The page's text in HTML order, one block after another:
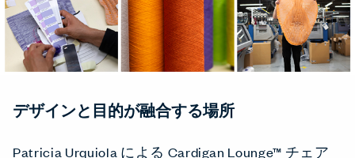
デザインと目的が融合する場所
Patricia Urquiola による Cardigan Lounge™ チェア